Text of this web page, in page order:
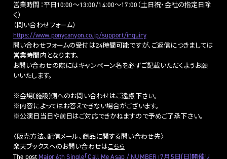
営業時間：平日10:00～13:00/14:00～17:00（土日祝・会社の指定日除
く）
（問い合わせフォーム）
https://www.ponycanyon.co.jp/support/inquiry
問い合わせフォームの受付は24時間可能ですが、ご返信につきましては
営業時間内となります。
お問い合わせの際にはキャンペーン名を必ずご記載いただくようお願
いいたします。
※会場(施設)側へのお問い合わせはご遠慮下さい。
※内容によってはお答えできない場合がございます。
※公演日当日や前日はご対応できかねますので予めご了承下さい。
〈販売方法、配信メール、商品に関する問い合わせ先〉
楽天ブックスへのお問い合わせはこちら
The post Major 6th Single「Call Me Asap / NUMBER」7月5日(日)開催リ